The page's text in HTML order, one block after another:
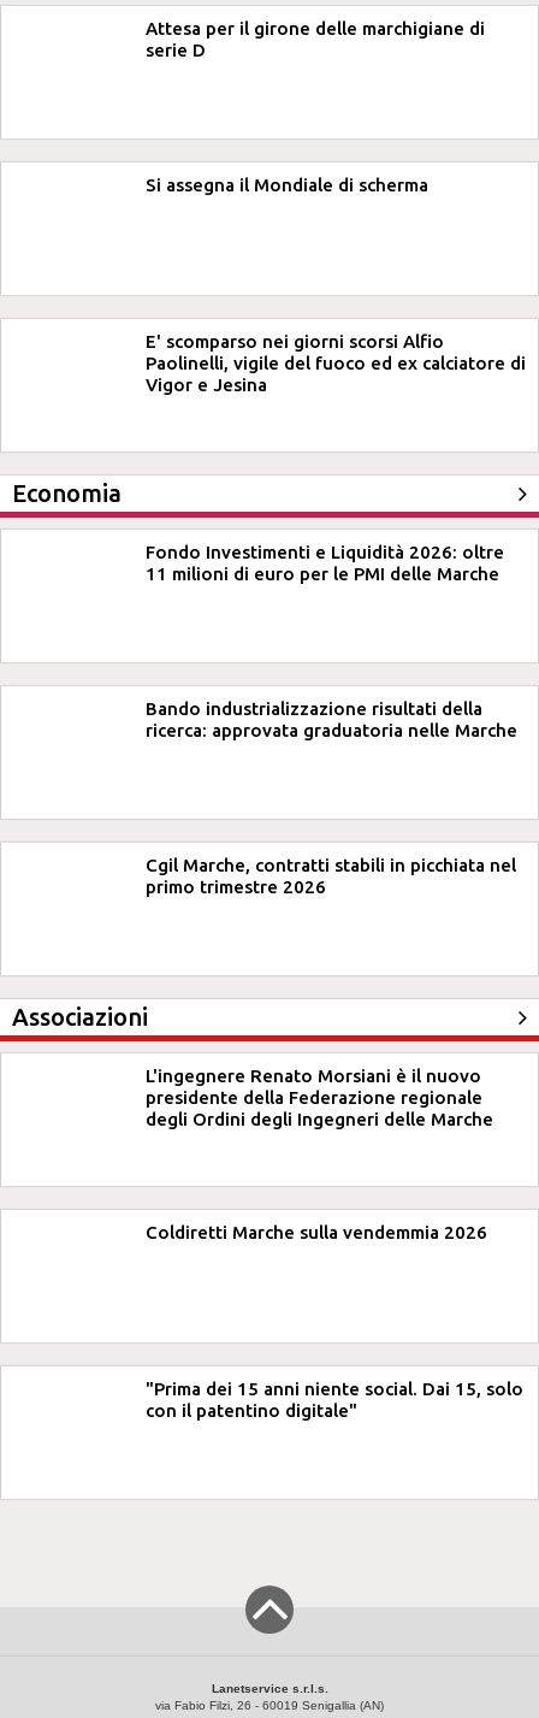
Attesa per il girone delle marchigiane di
serie D
Si assegna il Mondiale di scherma
E' scomparso nei giorni scorsi Alfio
Paolinelli, vigile del fuoco ed ex calciatore di
Vigor e Jesina
Economia
Fondo Investimenti e Liquidità 2026: oltre
11 milioni di euro per le PMI delle Marche
Bando industrializzazione risultati della
ricerca: approvata graduatoria nelle Marche
Cgil Marche, contratti stabili in picchiata nel
primo trimestre 2026
Associazioni
L'ingegnere Renato Morsiani è il nuovo
presidente della Federazione regionale
degli Ordini degli Ingegneri delle Marche
Coldiretti Marche sulla vendemmia 2026
"Prima dei 15 anni niente social. Dai 15, solo
con il patentino digitale"
Lanetservice s.r.l.s.
via Fabio Filzi, 26 - 60019 Senigallia (AN)